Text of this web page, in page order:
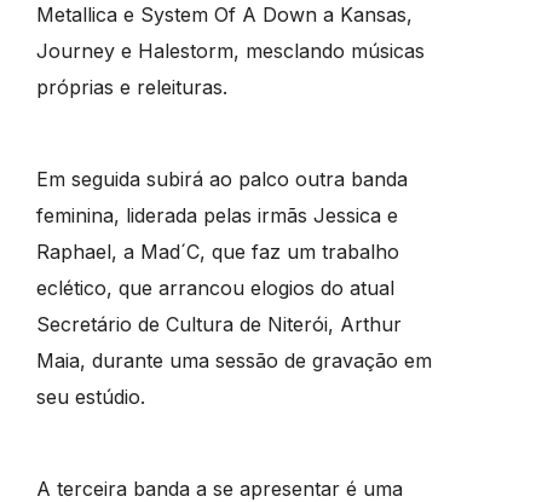
Metallica e System Of A Down a Kansas,
Journey e Halestorm, mesclando músicas
próprias e releituras.
Em seguida subirá ao palco outra banda
feminina, liderada pelas irmãs Jessica e
Raphael, a Mad´C, que faz um trabalho
eclético, que arrancou elogios do atual
Secretário de Cultura de Niterói, Arthur
Maia, durante uma sessão de gravação em
seu estúdio.
A terceira banda a se apresentar é uma